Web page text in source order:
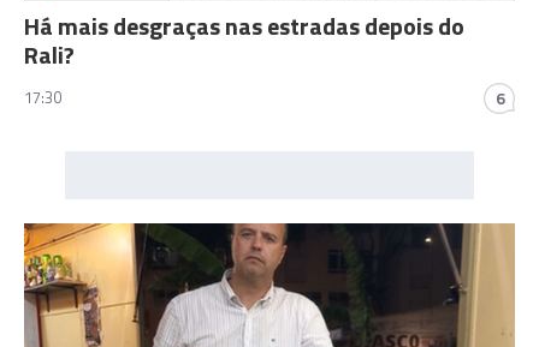
Há mais desgraças nas estradas depois do
Rali?
17:30 6